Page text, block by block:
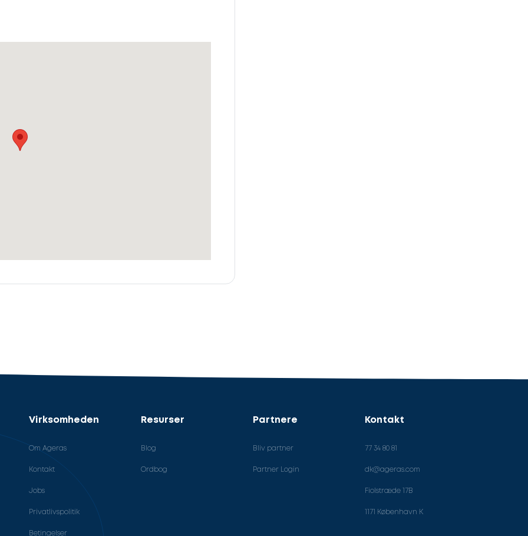
Virksomheden
Om Ageras
Kontakt
Jobs
Privatlivspolitik
Betingelser
Resurser
Blog
Ordbog
Partnere
Bliv partner
Partner Login
Kontakt
77 34 80 81
dk@ageras.com
Fiolstræde 17B
1171 København K